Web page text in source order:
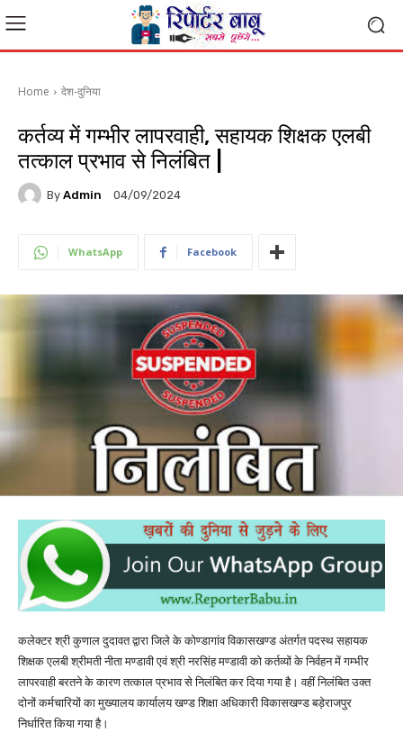
Home देश-दुनिया
कर्तव्य में गम्भीर लापरवाही, सहायक शिक्षक एलबी
तत्काल प्रभाव से निलंबित |
By Admin 04/09/2024
WhatsApp Facebook
कलेक्टर श्री कुणाल दुदावत द्वारा जिले के कोण्डागांव विकासखण्ड अंतर्गत पदस्थ सहायक
शिक्षक एलबी श्रीमती नीता मण्डावी एवं श्री नरसिंह मण्डावी को कर्तव्यों के निर्वहन में गम्भीर
लापरवाही बरतने के कारण तत्काल प्रभाव से निलंबित कर दिया गया है। वहीं निलंबित उक्त
दोनों कर्मचारियों का मुख्यालय कार्यालय खण्ड शिक्षा अधिकारी विकासखण्ड बड़ेराजपुर
निर्धारित किया गया है।